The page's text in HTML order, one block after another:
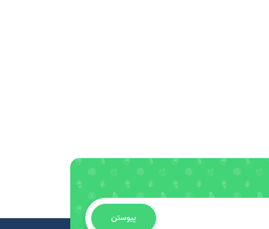
پیوستن